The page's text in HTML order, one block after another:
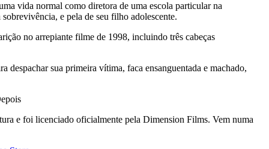
vida normal como diretora de uma escola particular na
e pela de seu filho adolescente.
no arrepiante filme de 1998, incluindo três cabeças
despachar sua primeira vítima, faca ensanguentada e machado,
e foi licenciado oficialmente pela Dimension Films. Vem numa